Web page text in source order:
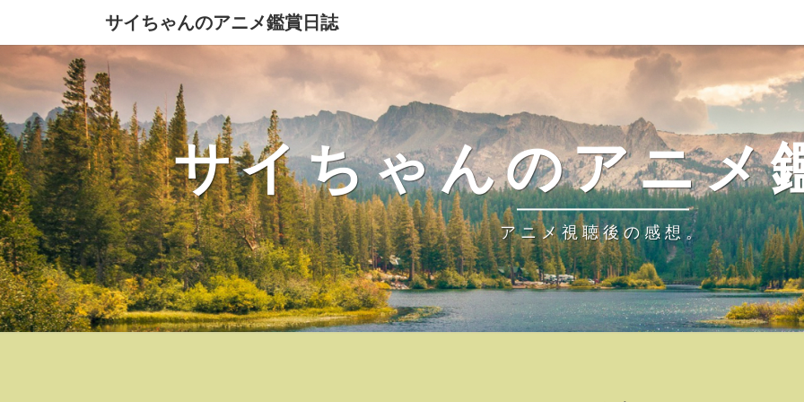
サイちゃんのアニメ鑑賞日誌
サイちゃんのアニメ
アニメ視聴後の感想。